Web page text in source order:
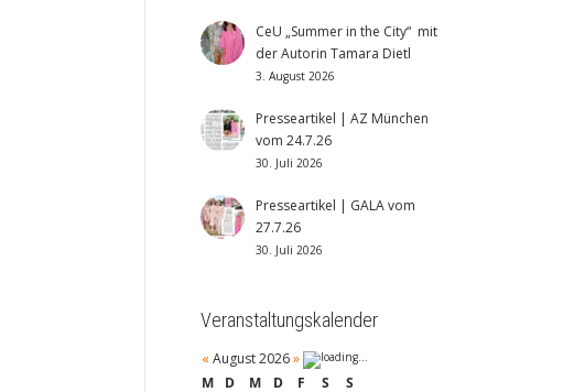
CeU „Summer in the City“ mit
der Autorin Tamara Dietl
3. August 2026
Presseartikel | AZ München
vom 24.7.26
30. Juli 2026
Presseartikel | GALA vom
27.7.26
30. Juli 2026
Veranstaltungskalender
« August 2026 »
M
D M D F S
S